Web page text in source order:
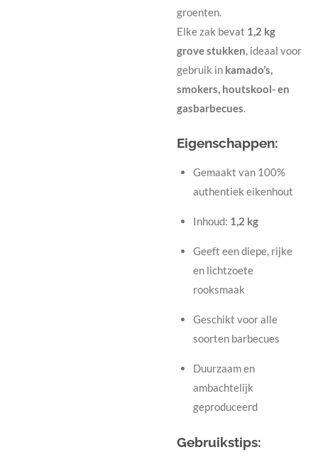
groenten.
Elke zak bevat 1,2 kg
grove stukken, ideaal voor
gebruik in kamado’s,
smokers, houtskool- en
gasbarbecues.
Eigenschappen:
Gemaakt van 100%
authentiek eikenhout
Inhoud: 1,2 kg
Geeft een diepe, rijke
en lichtzoete
rooksmaak
Geschikt voor alle
soorten barbecues
Duurzaam en
ambachtelijk
geproduceerd
Gebruikstips: